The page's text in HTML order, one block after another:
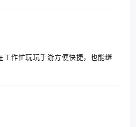
作忙玩玩手游方便快捷，也能继